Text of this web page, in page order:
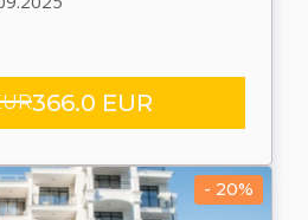
366.0 EUR
- 20%